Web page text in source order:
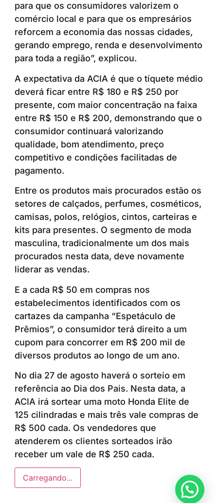
para que os consumidores valorizem o
comércio local e para que os empresários
reforcem a economia das nossas cidades,
gerando emprego, renda e desenvolvimento
para toda a região”, explicou.
A expectativa da ACIA é que o tíquete médio
deverá ficar entre R$ 180 e R$ 250 por
presente, com maior concentração na faixa
entre R$ 150 e R$ 200, demonstrando que o
consumidor continuará valorizando
qualidade, bom atendimento, preço
competitivo e condições facilitadas de
pagamento.
Entre os produtos mais procurados estão os
setores de calçados, perfumes, cosméticos,
camisas, polos, relógios, cintos, carteiras e
kits para presentes. O segmento de moda
masculina, tradicionalmente um dos mais
procurados nesta data, deve novamente
liderar as vendas.
E a cada R$ 50 em compras nos
estabelecimentos identificados com os
cartazes da campanha “Espetáculo de
Prêmios”, o consumidor terá direito a um
cupom para concorrer em R$ 200 mil de
diversos produtos ao longo de um ano.
No dia 27 de agosto haverá o sorteio em
referência ao Dia dos Pais. Nesta data, a
ACIA irá sortear uma moto Honda Elite de
125 cilindradas e mais três vale compras de
R$ 500 cada. Os vendedores que
atenderem os clientes sorteados irão
receber um vale de R$ 250 cada.
Carregando...
Anunciar ou recomendar matéria